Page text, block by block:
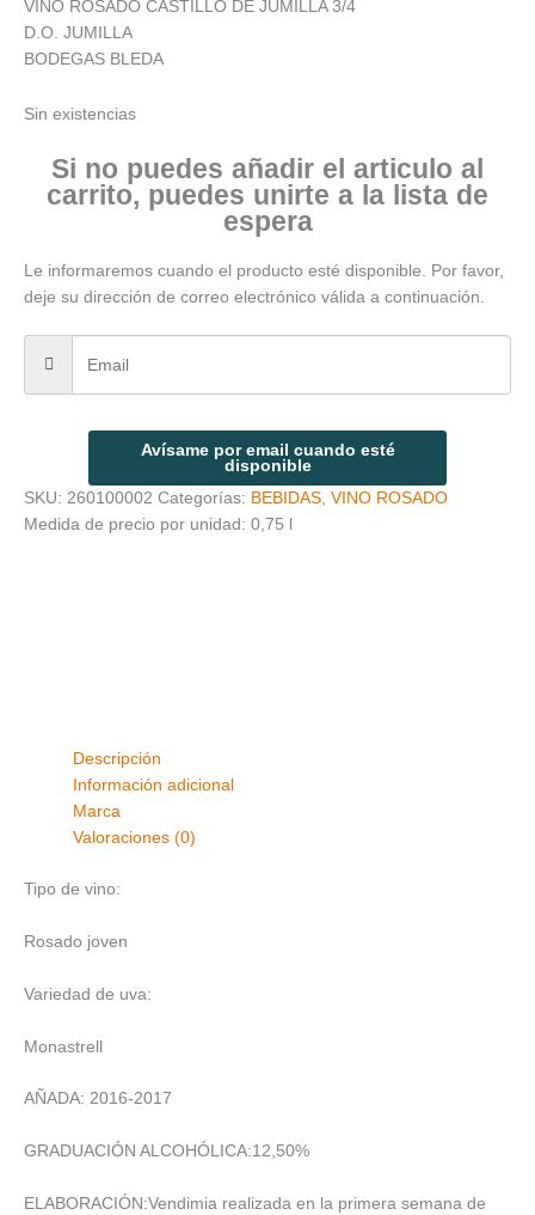
VINO ROSADO CASTILLO DE JUMILLA 3/4
D.O. JUMILLA
BODEGAS BLEDA
Sin existencias
Si no puedes añadir el articulo al
carrito, puedes unirte a la lista de
espera
Le informaremos cuando el producto esté disponible. Por favor,
deje su dirección de correo electrónico válida a continuación.
Avísame por email cuando esté
disponible
SKU: 260100002 Categorías: BEBIDAS, VINO ROSADO
Medida de precio por unidad: 0,75 l
Descripción
Información adicional
Marca
Valoraciones (0)
Tipo de vino:
Rosado joven
Variedad de uva:
Monastrell
AÑADA: 2016-2017
GRADUACIÓN ALCOHÓLICA:12,50%
ELABORACIÓN:Vendimia realizada en la primera semana de